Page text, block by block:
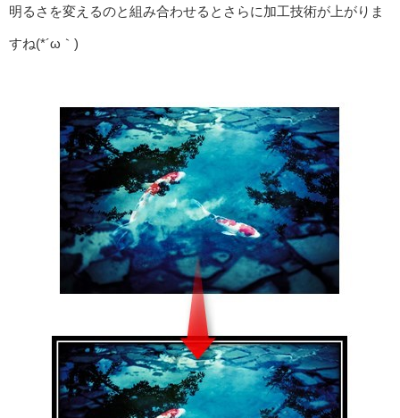
明るさを変えるのと組み合わせるとさらに加工技術が上がりま
すね(*´ω｀)